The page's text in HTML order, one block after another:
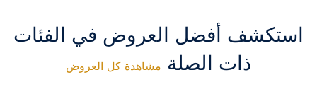
استكشف أفضل العروض في الفئات
ذات الصلة مشاهدة كل العروض